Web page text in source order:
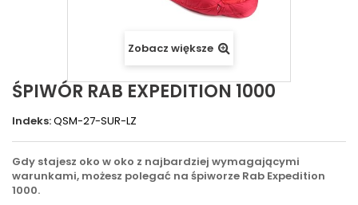
Zobacz większe
ŚPIWÓR RAB EXPEDITION 1000
Indeks:QSM-27-SUR-LZ
Gdy stajesz oko w oko z najbardziej wymagającymi
warunkami, możesz polegać na śpiworze Rab Expedition
1000.